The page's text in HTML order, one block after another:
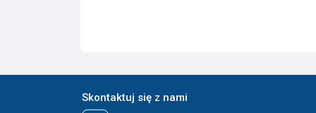
Skontaktuj się z nami